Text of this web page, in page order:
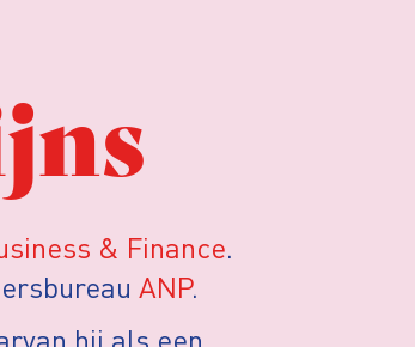
& Finance.
ANP.